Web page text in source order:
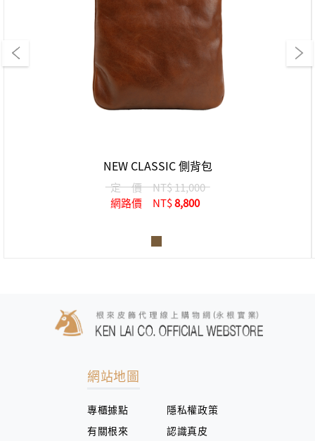
NEW CLASSIC 側背包
定 價NT$ 11,000
網路價
NT$8,800
網站地圖
專櫃據點
隱私權政策
有關根來
認識真皮